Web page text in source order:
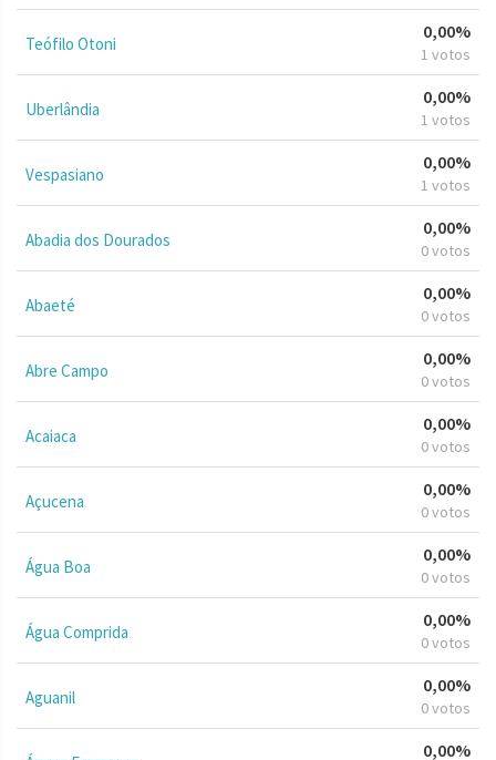
Teófilo Otoni
0,00%
1 votos
Uberlândia
0,00%
1 votos
Vespasiano
0,00%
1 votos
Abadia dos Dourados
0,00%
0 votos
Abaeté
0,00%
0 votos
Abre Campo
0,00%
0 votos
Acaiaca
0,00%
0 votos
Açucena
0,00%
0 votos
Água Boa
0,00%
0 votos
Água Comprida
0,00%
0 votos
Aguanil
0,00%
0 votos
0,00%